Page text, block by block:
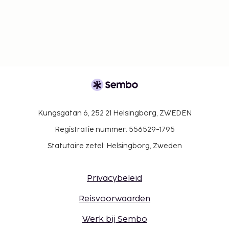
Kungsgatan 6, 252 21 Helsingborg, ZWEDEN
Registratie nummer: 556529-1795
Statutaire zetel: Helsingborg, Zweden
Privacybeleid
Reisvoorwaarden
Werk bij Sembo